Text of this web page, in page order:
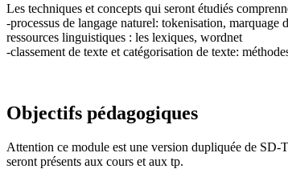
Les techniques et concepts qui seront étudiés
-processus de langage naturel: tokenisation,
ressources linguistiques : les lexiques, wordnet
-classement de texte et catégorisation de texte:
Objectifs pédagogiques
Attention ce module est une version dupliquée de
seront présents aux cours et aux tp.